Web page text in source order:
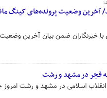
آخرین وضعیت پرونده‌های کینگ
ضمن بیان آخرین وضعیت
فجر در مشهد و رشت
در مشهد و رشت امروز جمعه ۱۲ بهمن ۱۴۰۳